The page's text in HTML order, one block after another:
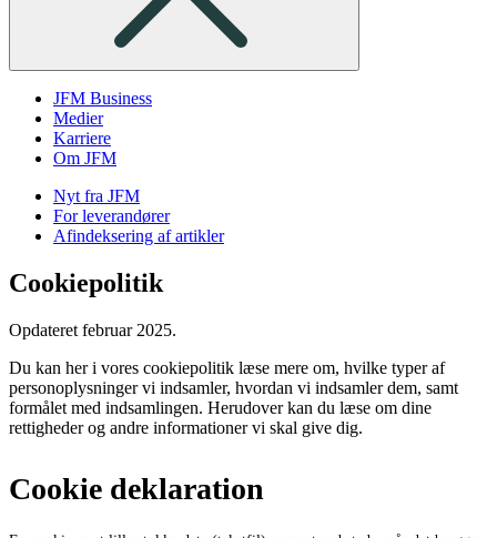
JFM Business
Medier
Karriere
Om JFM
Nyt fra JFM
For leverandører
Afindeksering af artikler
Cookiepolitik
Opdateret februar 2025.
Du kan her i vores cookiepolitik læse mere om, hvilke typer af
personoplysninger vi indsamler, hvordan vi indsamler dem, samt
formålet med indsamlingen. Herudover kan du læse om dine
rettigheder og andre informationer vi skal give dig.
Cookie deklaration